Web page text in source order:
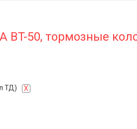
BT-50, тормозные
ТД) X